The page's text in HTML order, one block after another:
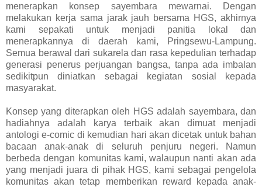
menerapkan konsep sayembara mewarnai. Dengan
melakukan kerja sama jarak jauh bersama HGS, akhirnya
kami sepakati untuk menjadi panitia lokal dan
menerapkannya di daerah kami, Pringsewu-Lampung.
Semua berawal dari sukarela dan rasa kepedulian terhadap
generasi penerus perjuangan bangsa, tanpa ada imbalan
sedikitpun diniatkan sebagai kegiatan sosial kepada
masyarakat.
Konsep yang diterapkan oleh HGS adalah sayembara, dan
hadiahnya adalah karya terbaik akan dimuat menjadi
antologi e-comic di kemudian hari akan dicetak untuk bahan
bacaan anak-anak di seluruh penjuru negeri. Namun
berbeda dengan komunitas kami, walaupun nanti akan ada
yang menjadi juara di pihak HGS, kami sebagai pengelola
komunitas akan tetap memberikan reward kepada anak-